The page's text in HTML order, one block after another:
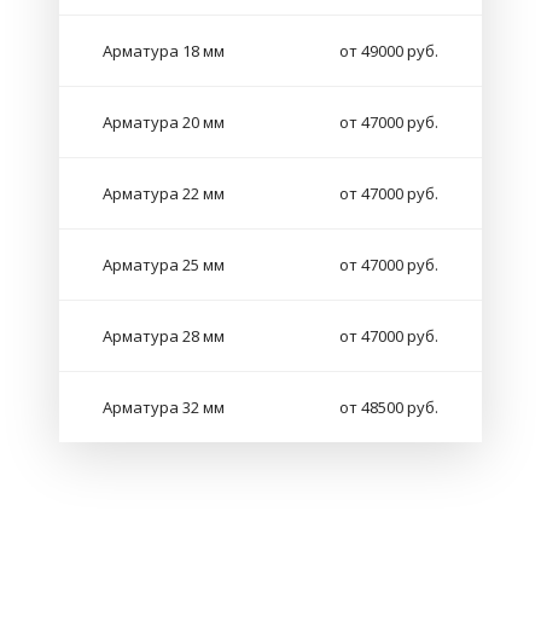
Арматура 18 мм от 49000 руб.
Арматура 20 мм от 47000 руб.
Арматура 22 мм от 47000 руб.
Арматура 25 мм от 47000 руб.
Арматура 28 мм от 47000 руб.
Арматура 32 мм от 48500 руб.